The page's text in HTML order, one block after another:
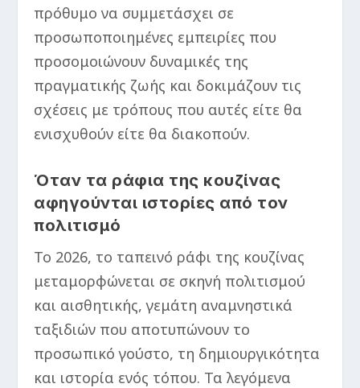
πρόθυμο να συμμετάσχει σε
προσωποποιημένες εμπειρίες που
προσομοιώνουν δυναμικές της
πραγματικής ζωής και δοκιμάζουν τις
σχέσεις με τρόπους που αυτές είτε θα
ενισχυθούν είτε θα διακοπούν.
Όταν τα ράφια της κουζίνας
αφηγούνται ιστορίες από τον
πολιτισμό
Το 2026, το ταπεινό ράφι της κουζίνας
μεταμορφώνεται σε σκηνή πολιτισμού
και αισθητικής, γεμάτη αναμνηστικά
ταξιδιών που αποτυπώνουν το
προσωπικό γούστο, τη δημιουργικότητα
και ιστορία ενός τόπου. Τα λεγόμενα